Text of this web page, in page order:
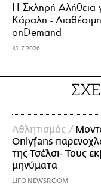
Η Σκληρή Αλήθεια
Κάραλη -
onDemand
31.7.2026
Αθλητισμός /
Onlyfans
της Τσέλσι- Τους
μηνύματα
LIFO NEWSROOM